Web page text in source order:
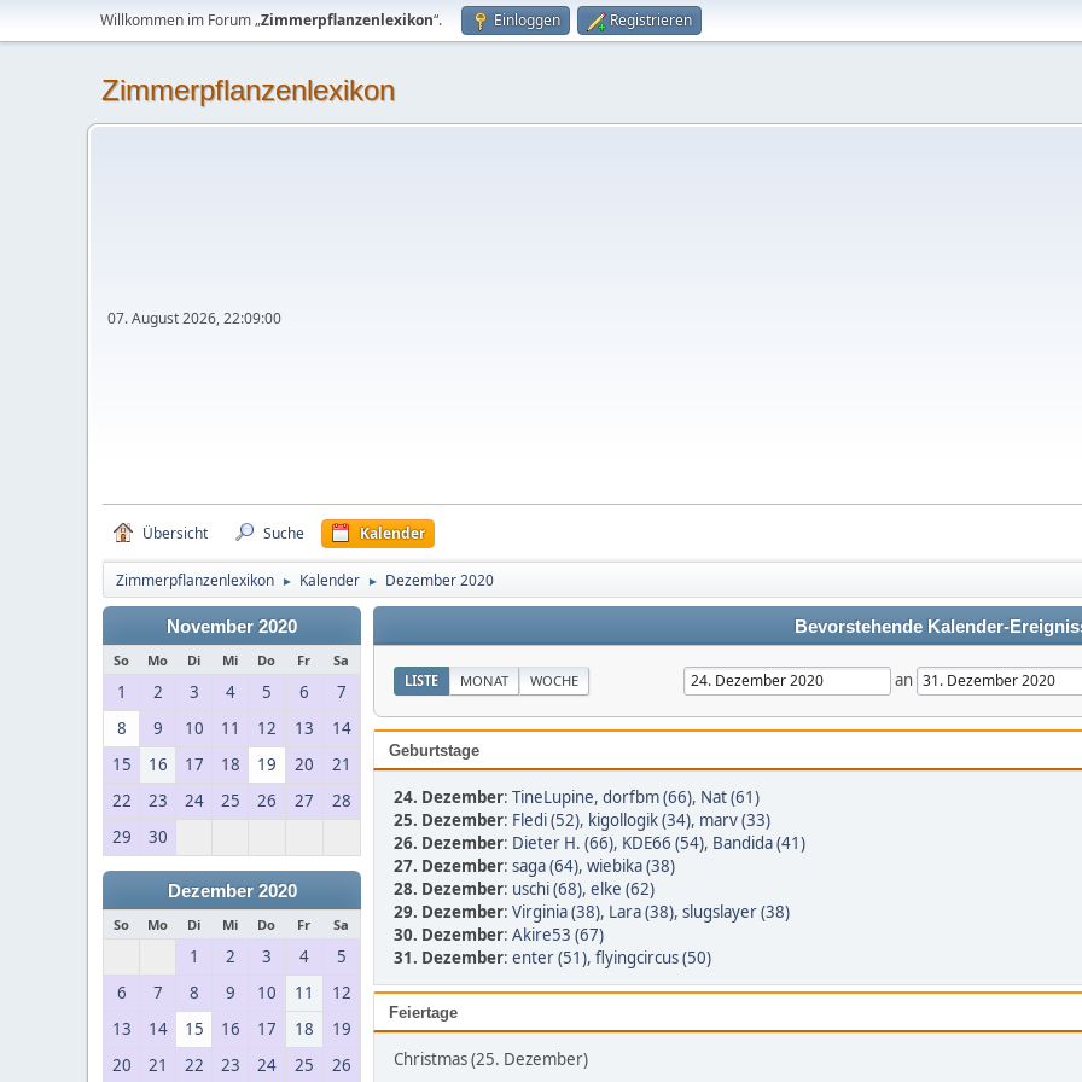
Willkommen im Forum „Zimmerpflanzenlexikon“. Einloggen Registrieren
Zimmerpflanzenlexikon
07. August 2026, 22:09:00
Übersicht Suche Kalender
Zimmerpflanzenlexikon ► Kalender ► Dezember 2020
November 2020
So Mo Di Mi Do Fr Sa
1 2 3 4 5 6
7
8
9 10 11 12 13
14
15
16 17 18 19 20
21
22
23 24 25 26 27
28
29
30
Dezember 2020
So Mo Di Mi Do Fr Sa
1 2 3 4
5
6
7 8 9 10 11
12
13
14 15 16 17 18
19
20
21 22 23 24 25 26
Bevorstehende Kalender-
LISTE MONAT WOCHE an
Geburtstage
24. Dezember: TineLupine, dorfbm (66), Nat (61)
25. Dezember: Fledi (52), kigollogik (34), marv (33)
26. Dezember: Dieter H. (66), KDE66 (54), Bandida (41)
27. Dezember: saga (64), wiebika (38)
28. Dezember: uschi (68), elke (62)
29. Dezember: Virginia (38), Lara (38), slugslayer (38)
30. Dezember: Akire53 (67)
31. Dezember: enter (51), flyingcircus (50)
Feiertage
Christmas (25. Dezember)